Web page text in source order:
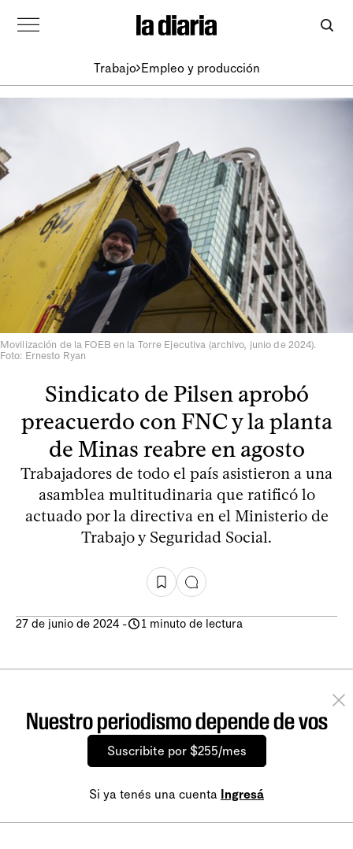
Trabajo Empleo y producción
Movilización de la FOEB en la Torre Ejecutiva (archivo, junio de 2024).
Foto: Ernesto Ryan
Sindicato de Pilsen aprobó
preacuerdo con FNC y la planta
de Minas reabre en agosto
Trabajadores de todo el país asistieron a una
asamblea multitudinaria que ratificó lo
actuado por la directiva en el Ministerio de
Trabajo y Seguridad Social.
27 de junio de 2024 - 1 minuto de lectura
Nuestro periodismo depende de vos
Suscribite por $255/mes
Si ya tenés una cuenta Ingresá